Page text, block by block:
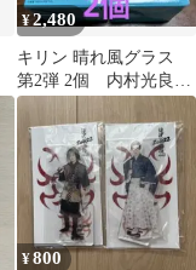
¥2,480
キリン 晴れ風グラス
第2弾 2個 内村光良＆
目黒蓮
¥800